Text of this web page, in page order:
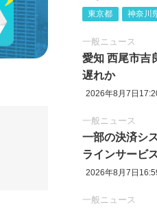
東京都 神奈川
一般ニュース
愛知 西尾市吉
遅れか
2026年8月7日
一般ニュース
一部の決済シ
ラインサービ
2026年8月7日
一般ニュース